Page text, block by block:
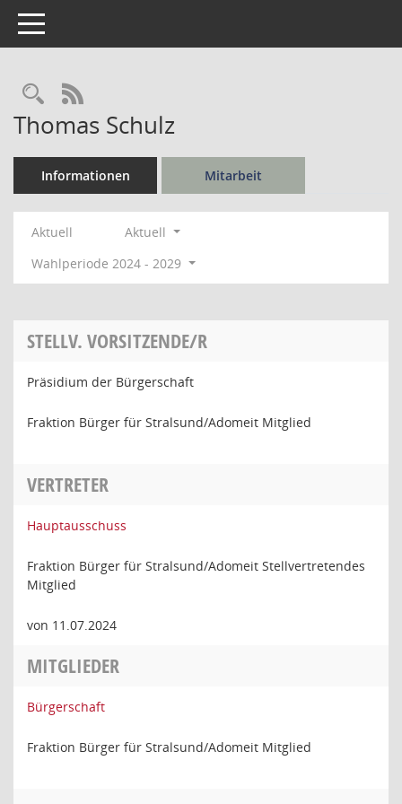
Toggle navigation
Rechercheauswahl
RSS-Feed
Thomas Schulz
Informationen Mitarbeit
Aktuell
Aktuell
Wahlperiode 2024 - 2029
STELLV. VORSITZENDE/R
Präsidium der Bürgerschaft
Fraktion Bürger für Stralsund/Adomeit Mitglied
VERTRETER
Hauptausschuss
Fraktion Bürger für Stralsund/Adomeit Stellvertretendes
Mitglied
von 11.07.2024
MITGLIEDER
Bürgerschaft
Fraktion Bürger für Stralsund/Adomeit Mitglied